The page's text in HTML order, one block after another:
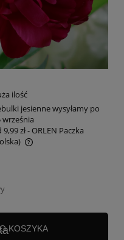
ilość
jesienne wysyłamy po
września
9,99 zł- ORLEN Paczka
płatności
KOSZYKA